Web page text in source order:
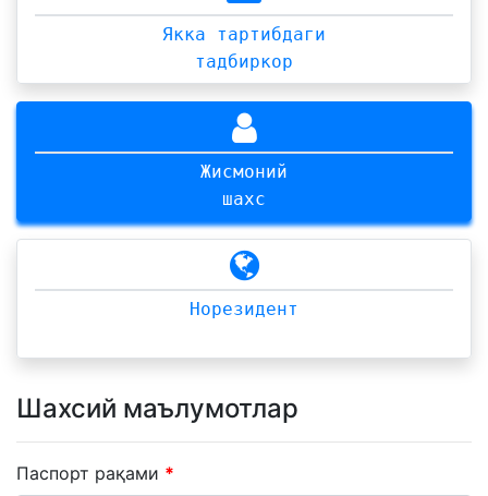
Якка тартибдаги
тадбиркор
Жисмоний
шахс
Норезидент
Шахсий маълумотлар
Паспорт рақами